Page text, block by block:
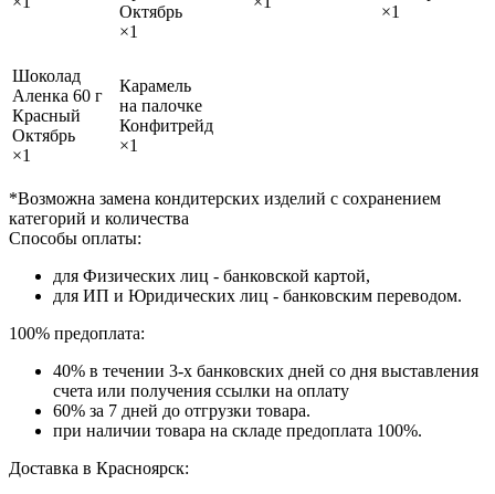
Октябрь
×1
×1
Шоколад
Аленка 60 г
Красный
Октябрь
×1
Карамель
на палочке
Конфитрейд
×1
*Возможна замена кондитерских изделий с сохранением
категорий и количества
Способы оплаты:
для Физических лиц - банковской картой,
для ИП и Юридических лиц - банковским переводом.
100% предоплата:
40% в течении 3-х банковских дней со дня выставления
счета или получения ссылки на оплату
60% за 7 дней до отгрузки товара.
при наличии товара на складе предоплата 100%.
Доставка в Красноярск: